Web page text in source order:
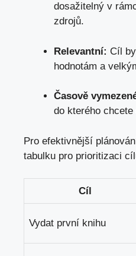
dosažitelný v
zdrojů.
Relevantní: Cíl
hodnotám a
Časově
do kterého
Pro efektivnější
tabulku pro prioritizaci
Cíl
Vydat první knihu